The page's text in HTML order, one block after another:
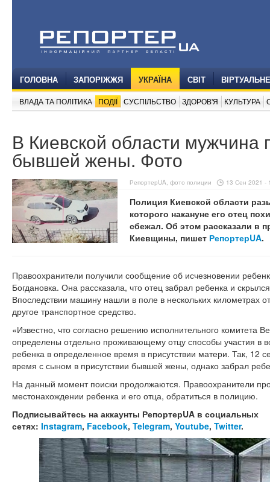
ГОЛОВНА ЗАПОРІЖЖЯ УКРАЇНА СВІТ
ВЛАДА ТА ПОЛІТИКА ПОДІЇ СУСПІЛЬСТВО ЗДОРОВ'Я КУЛЬТУРА
В Киевской области мужчина
бывшей жены. Фото
РепортерUA, фото полиции 13 Сен 2021 -
Полиция Киевской области
которого накануне его отец
сбежал. Об этом рассказали в
Киевщины, пишет РепортерUA.
Правоохранители получили сообщение об исчезновении
Богдановка. Она рассказала, что отец забрал ребенка и
Впоследствии машину нашли в поле в нескольких километрах
другое транспортное средство.
«Известно, что согласно решению исполнительного комитета
определены отдельно проживающему отцу способы участия в
ребенка в определенное время в присутствии матери. Так, 12
время с сыном в присутствии бывшей жены, однако забрал
На данный момент поиски продолжаются. Правоохранители
местонахождении ребенка и его отца, обратиться в полицию.
Подписывайтесь на аккаунты РепортерUA в социальных
сетях: Instagram, Facebook, Telegram, Youtube, Twitter.